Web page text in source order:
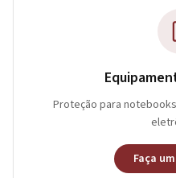
Proteção para
Faça